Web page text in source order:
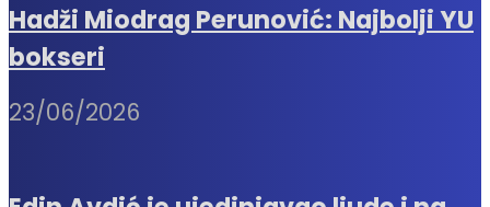
Hadži Miodrag Perunović: Najbolji YU
bokseri
23/06/2026